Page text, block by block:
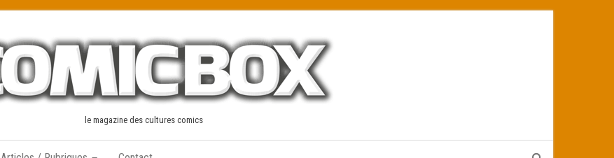
le magazine des cultures comics